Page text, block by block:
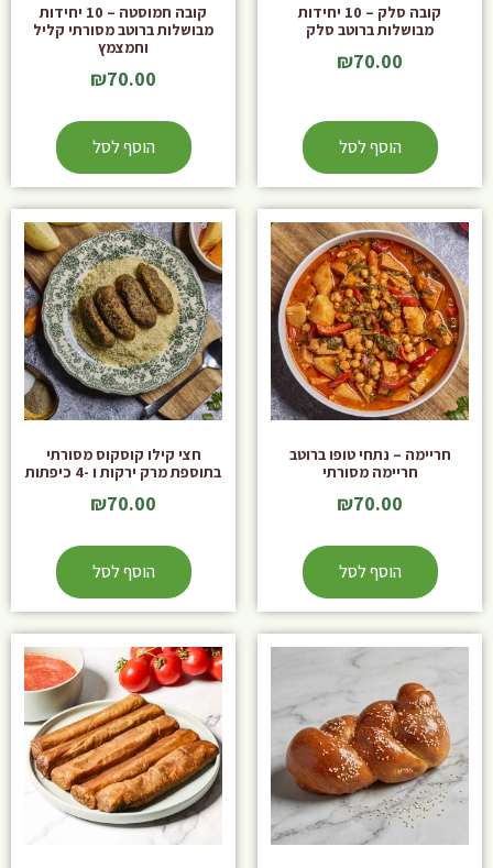
קובה סלק – 10 יחידות
מבושלות ברוטב סלק
₪70.00
הוסף לסל
קובה חמוסטה – 10 יחידות
מבושלות ברוטב מסורתי קליל
וחמצמץ
₪70.00
הוסף לסל
חריימה – נתחי טופו ברוטב
חריימה מסורתי
₪70.00
הוסף לסל
חצי קילו קוסקוס מסורתי
בתוספת מרק ירקות ו -4 כיפתות
₪70.00
הוסף לסל